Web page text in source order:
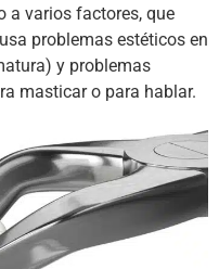
a varios factores, que
problemas estéticos en
y problemas
masticar o para hablar.